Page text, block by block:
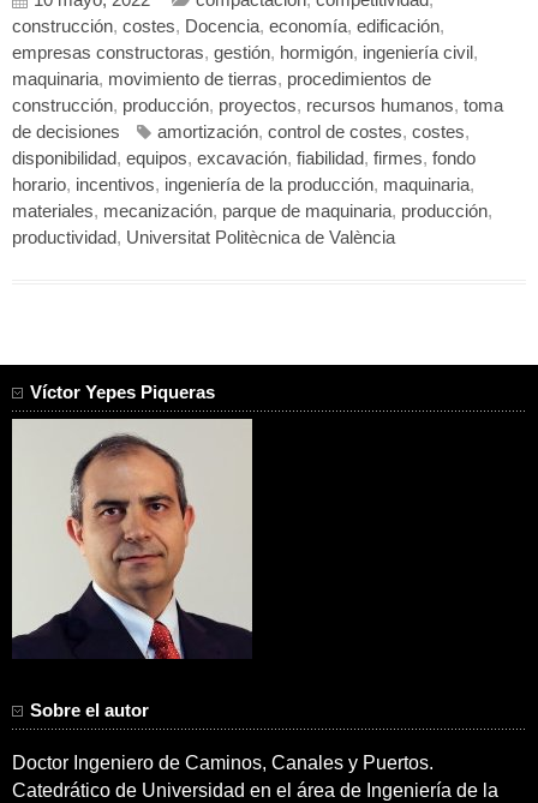
construcción, costes, Docencia, economía, edificación,
empresas constructoras, gestión, hormigón, ingeniería civil ,
maquinaria, movimiento de tierras, procedimientos de
construcción, producción, proyectos, recursos humanos, toma
de decisiones
amortización, control de costes, costes,
disponibilidad, equipos, excavación, fiabilidad, firmes, fondo
horario, incentivos, ingeniería de la producción, maquinaria,
materiales, mecanización, parque de maquinaria, producción,
productividad, Universitat Politècnica de València
Víctor Yepes Piqueras
Sobre el autor
Doctor Ingeniero de Caminos, Canales y Puertos.
Catedrático de Universidad en el área de Ingeniería de la